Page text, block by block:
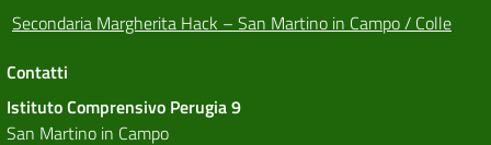
Secondaria Margherita Hack – San Martino in Campo / Colle
Contatti
Istituto Comprensivo Perugia 9
San Martino in Campo